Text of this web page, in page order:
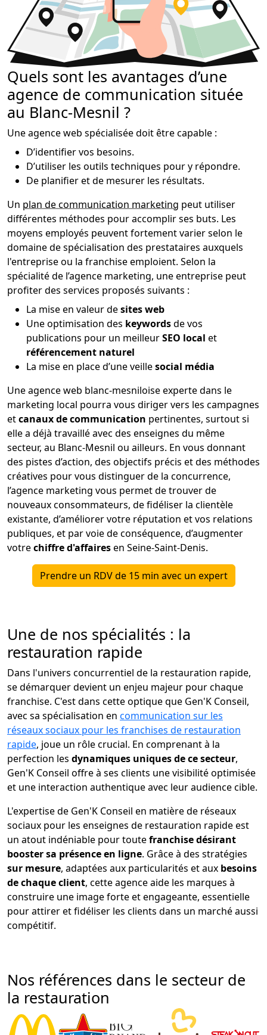
Quels sont les avantages d’une
agence de communication située
au Blanc-Mesnil ?
Une agence web spécialisée doit être capable :
D’identifier vos besoins.
D’utiliser les outils techniques pour y répondre.
De planifier et de mesurer les résultats.
Un plan de communication marketing peut utiliser
différentes méthodes pour accomplir ses buts. Les
moyens employés peuvent fortement varier selon le
domaine de spécialisation des prestataires auxquels
l'entreprise ou la franchise emploient. Selon la
spécialité de l’agence marketing, une entreprise peut
profiter des services proposés suivants :
La mise en valeur desites web
Une optimisation des keywordsde vos
publications pour un meilleurSEO local et
référencement naturel
La mise en place d’une veillesocial média
Une agence web blanc-mesniloise experte dans le
marketing local pourra vous diriger vers les campagnes
etcanaux de communication pertinentes, surtout si
elle a déjà travaillé avec des enseignes du même
secteur, au Blanc-Mesnil ou ailleurs. En vous donnant
des pistes d’action, des objectifs précis et des méthodes
créatives pour vous distinguer de la concurrence,
l’agence marketing vous permet de trouver de
nouveaux consommateurs, de fidéliser la clientèle
existante, d’améliorer votre réputation et vos relations
publiques, et par voie de conséquence, d’augmenter
votrechiffre d'affairesen Seine-Saint-Denis.
Prendre un RDV de 15 min avec un expert
Une de nos spécialités : la
restauration rapide
Dans l'univers concurrentiel de la restauration rapide,
se démarquer devient un enjeu majeur pour chaque
franchise. C'est dans cette optique que Gen'K Conseil,
avec sa spécialisation en communication sur les
réseaux sociaux pour les franchises de restauration
rapide, joue un rôle crucial. En comprenant à la
perfection les dynamiques uniques de ce secteur,
Gen'K Conseil offre à ses clients une visibilité optimisée
et une interaction authentique avec leur audience cible.
L'expertise de Gen'K Conseil en matière de réseaux
sociaux pour les enseignes de restauration rapide est
un atout indéniable pour toutefranchise désirant
booster sa présence en ligne. Grâce à des stratégies
sur mesure, adaptées aux particularités et aux besoins
de chaque client, cette agence aide les marques à
construire une image forte et engageante, essentielle
pour attirer et fidéliser les clients dans un marché aussi
compétitif.
Nos références dans le secteur de
la restauration